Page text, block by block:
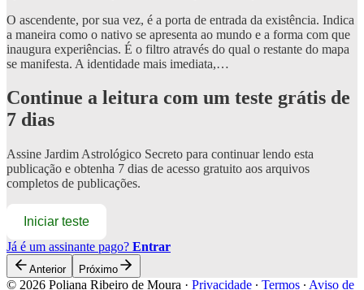
O ascendente, por sua vez, é a porta de entrada da existência. Indica
a maneira como o nativo se apresenta ao mundo e a forma com que
inaugura experiências. É o filtro através do qual o restante do mapa
se manifesta. A identidade mais imediata,…
Continue a leitura com um teste grátis de
7 dias
Assine Jardim Astrológico Secreto para continuar lendo esta
publicação e obtenha 7 dias de acesso gratuito aos arquivos
completos de publicações.
Iniciar teste
Já é um assinante pago? Entrar
Anterior Próximo
© 2026 Poliana Ribeiro de Moura · Privacidade ∙ Termos ∙ Aviso de